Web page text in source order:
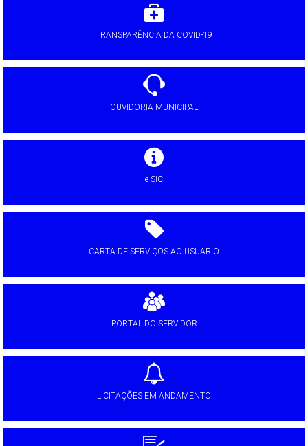
TRANSPARÊNCIA DA COVID-19
OUVIDORIA MUNICIPAL
e-SIC
CARTA DE SERVIÇOS AO USUÁRIO
PORTAL DO SERVIDOR
LICITAÇÕES EM ANDAMENTO